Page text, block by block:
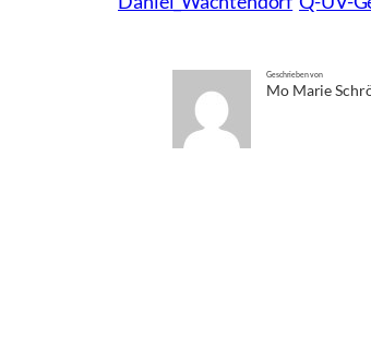
Geschrieben von
Mo Marie